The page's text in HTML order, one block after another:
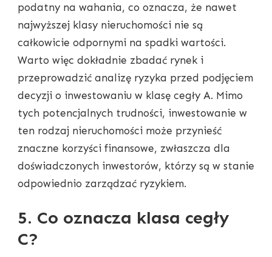
podatny na wahania, co oznacza, że nawet
najwyższej klasy nieruchomości nie są
całkowicie odpornymi na spadki wartości.
Warto więc dokładnie zbadać rynek i
przeprowadzić analizę ryzyka przed podjęciem
decyzji o inwestowaniu w klasę cegły A. Mimo
tych potencjalnych trudności, inwestowanie w
ten rodzaj nieruchomości może przynieść
znaczne korzyści finansowe, zwłaszcza dla
doświadczonych inwestorów, którzy są w stanie
odpowiednio zarządzać ryzykiem.
5. Co oznacza klasa cegły
C?